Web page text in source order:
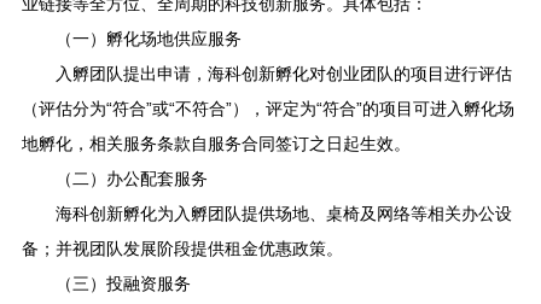
（一）孵化场地供应服务
入孵团队提出申请，海科创新孵化对创业团队的项目进行评估
（评估分为“符合”或“不符合”），评定为“符合”的项目可进入孵化场
地孵化，相关服务条款自服务合同签订之日起生效。
（二）办公配套服务
海科创新孵化为入孵团队提供场地、桌椅及网络等相关办公设
备；并视团队发展阶段提供租金优惠政策。
（三）投融资服务